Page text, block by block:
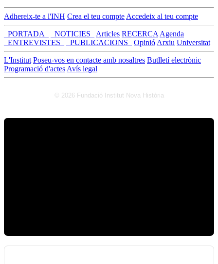
Adhereix-te a l'INH Crea el teu compte Accedeix al teu compte
_PORTADA_ _NOTICIES_ Articles RECERCA Agenda
_ENTREVISTES_
_PUBLICACIONS_ Opinió Arxiu Universitat
L'Institut Poseu-vos en contacte amb nosaltres Butlletí electrònic
Programació d'actes Avís legal
© 2026 Fundació Institut Nova Història